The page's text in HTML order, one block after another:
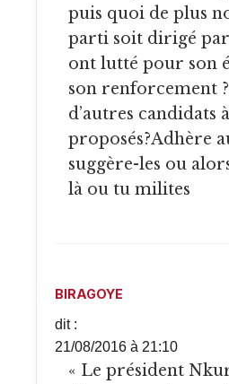
puis quoi de plus
parti soit dirigé
ont lutté pour son
son renforcement
d’autres candidats
proposés?Adhère
suggère-les ou
là ou tu milites
BIRAGOYE
dit :
21/08/2016 à 21:10
« Le président